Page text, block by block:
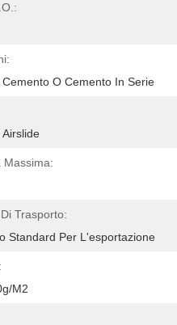
Cemento O Cemento In Serie
Airslide
Massima:
Trasporto:
Standard Per L'esportazione
m2